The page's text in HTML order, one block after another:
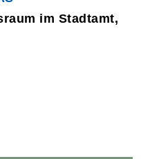
im Stadtamt,